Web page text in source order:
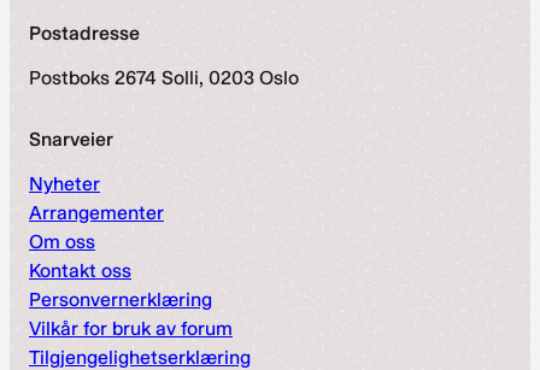
Postadresse
Postboks 2674 Solli, 0203 Oslo
Snarveier
Nyheter
Arrangementer
Om oss
Kontakt oss
Personvernerklæring
Vilkår for bruk av forum
Tilgjengelighetserklæring